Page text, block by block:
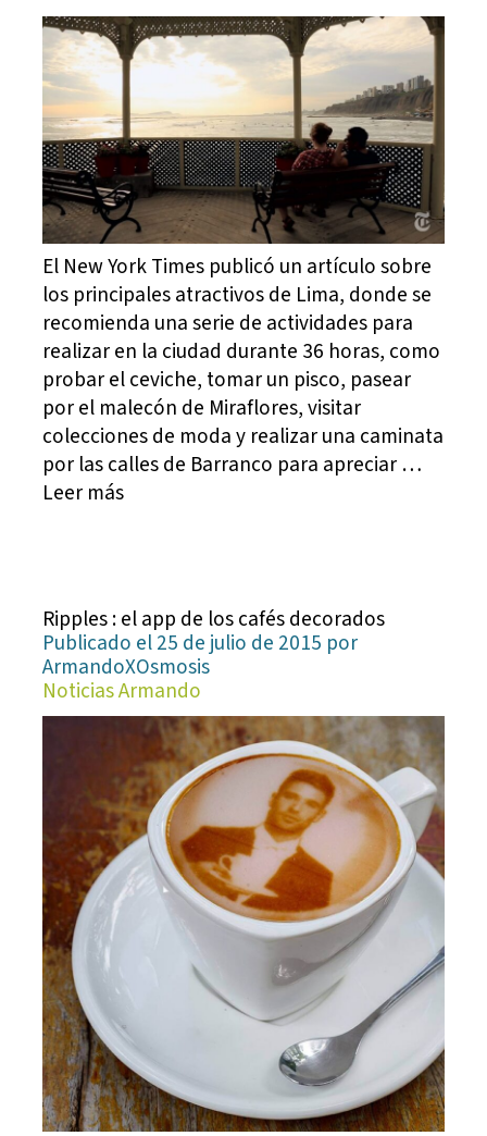
El New York Times publicó un artículo sobre
los principales atractivos de Lima, donde se
recomienda una serie de actividades para
realizar en la ciudad durante 36 horas, como
probar el ceviche, tomar un pisco, pasear
por el malecón de Miraflores, visitar
colecciones de moda y realizar una caminata
por las calles de Barranco para apreciar …
Leer más
Ripples : el app de los cafés decorados
Publicado el 25 de julio de 2015 por
ArmandoXOsmosis
Noticias Armando